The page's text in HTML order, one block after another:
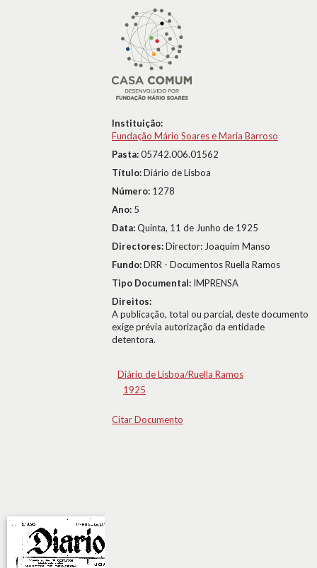
Instituição:
Fundação Mário Soares e Maria Barroso
Pasta:05742.006.01562
Título:Diário de Lisboa
Número: 1278
Ano: 5
Data:Quinta, 11 de Junho de 1925
Directores:Director: Joaquim Manso
Fundo:DRR - Documentos Ruella Ramos
Tipo Documental: IMPRENSA
Direitos:
A publicação, total ou parcial, deste documento
exige prévia autorização da entidade
detentora.
Diário de Lisboa/Ruella Ramos
1925
Citar Documento